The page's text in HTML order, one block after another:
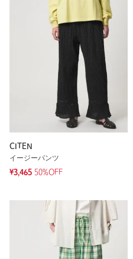
CITEN
イージーパンツ
¥3,465 50%OFF